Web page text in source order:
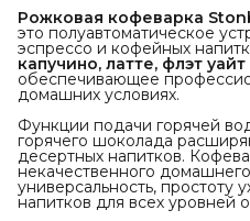
Рожковая кофеварка
это полуавтоматическое
эспрессо и кофейных
капучино, латте, флэт уайт
обеспечивающее
домашних условиях.
Функции подачи горячей
горячего шоколада
десертных напитков.
некачественного
универсальность, простоту
напитков для всех уровней